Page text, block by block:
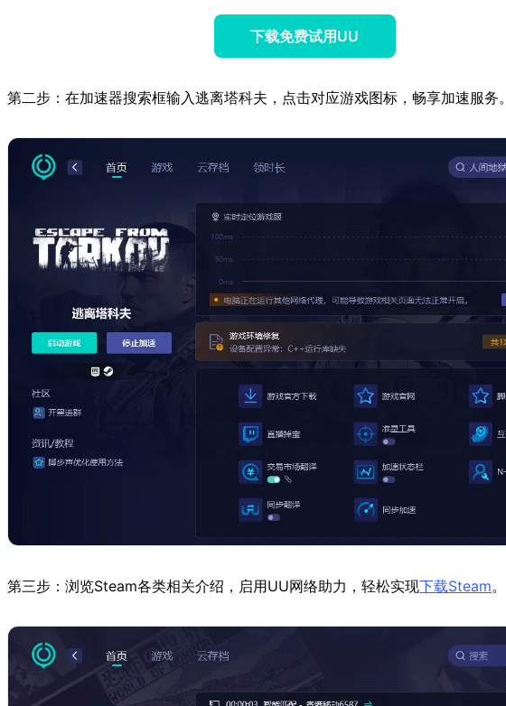
下载免费试用UU
第二步：在加速器搜索框输入逃离塔科夫，点击对应游戏图标，畅享加速服务。
第三步：浏览Steam各类相关介绍，启用UU网络助力，轻松实现下载Steam。